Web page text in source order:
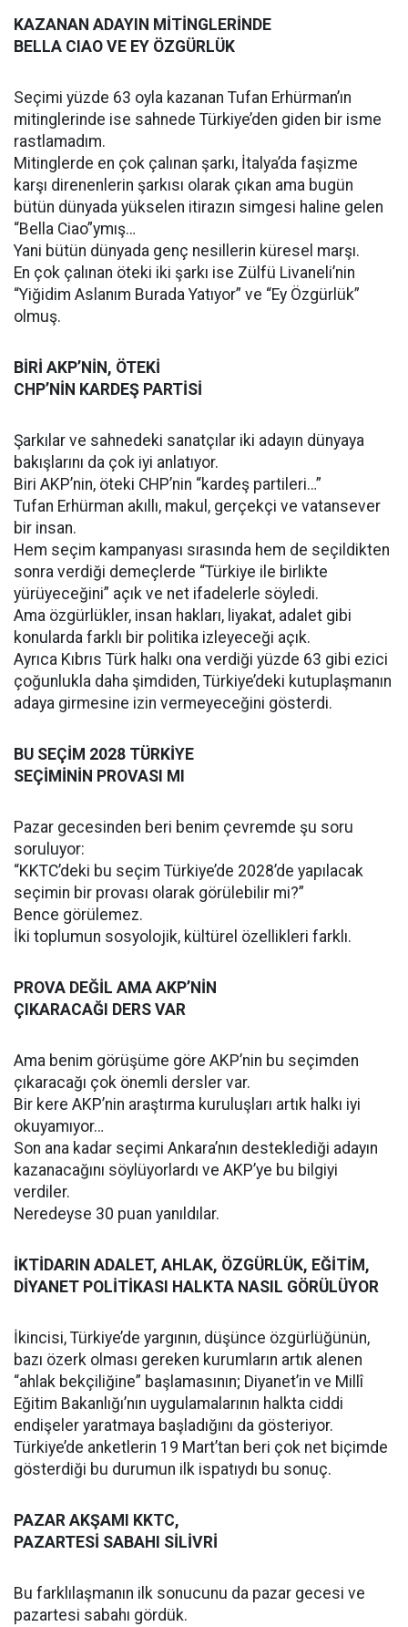
KAZANAN ADAYIN MİTİNGLERİNDE
BELLA CIAO VE EY ÖZGÜRLÜK
Seçimi yüzde 63 oyla kazanan Tufan Erhürman’ın
mitinglerinde ise sahnede Türkiye’den giden bir isme
rastlamadım.
Mitinglerde en çok çalınan şarkı, İtalya’da faşizme
karşı direnenlerin şarkısı olarak çıkan ama bugün
bütün dünyada yükselen itirazın simgesi haline gelen
“Bella Ciao”ymış…
Yani bütün dünyada genç nesillerin küresel marşı.
En çok çalınan öteki iki şarkı ise Zülfü Livaneli’nin
“Yiğidim Aslanım Burada Yatıyor” ve “Ey Özgürlük”
olmuş.
BİRİ AKP’NİN, ÖTEKİ
CHP’NİN KARDEŞ PARTİSİ
Şarkılar ve sahnedeki sanatçılar iki adayın dünyaya
bakışlarını da çok iyi anlatıyor.
Biri AKP’nin, öteki CHP’nin “kardeş partileri…”
Tufan Erhürman akıllı, makul, gerçekçi ve vatansever
bir insan.
Hem seçim kampanyası sırasında hem de seçildikten
sonra verdiği demeçlerde “Türkiye ile birlikte
yürüyeceğini” açık ve net ifadelerle söyledi.
Ama özgürlükler, insan hakları, liyakat, adalet gibi
konularda farklı bir politika izleyeceği açık.
Ayrıca Kıbrıs Türk halkı ona verdiği yüzde 63 gibi ezici
çoğunlukla daha şimdiden, Türkiye’deki kutuplaşmanın
adaya girmesine izin vermeyeceğini gösterdi.
BU SEÇİM 2028 TÜRKİYE
SEÇİMİNİN PROVASI MI
Pazar gecesinden beri benim çevremde şu soru
soruluyor:
“KKTC’deki bu seçim Türkiye’de 2028’de yapılacak
seçimin bir provası olarak görülebilir mi?”
Bence görülemez.
İki toplumun sosyolojik, kültürel özellikleri farklı.
PROVA DEĞİL AMA AKP’NİN
ÇIKARACAĞI DERS VAR
Ama benim görüşüme göre AKP’nin bu seçimden
çıkaracağı çok önemli dersler var.
Bir kere AKP’nin araştırma kuruluşları artık halkı iyi
okuyamıyor…
Son ana kadar seçimi Ankara’nın desteklediği adayın
kazanacağını söylüyorlardı ve AKP’ye bu bilgiyi
verdiler.
Neredeyse 30 puan yanıldılar.
İKTİDARIN ADALET, AHLAK, ÖZGÜRLÜK, EĞİTİM,
DİYANET POLİTİKASI HALKTA NASIL GÖRÜLÜYOR
İkincisi, Türkiye’de yargının, düşünce özgürlüğünün,
bazı özerk olması gereken kurumların artık alenen
“ahlak bekçiliğine” başlamasının; Diyanet’in ve Millî
Eğitim Bakanlığı’nın uygulamalarının halkta ciddi
endişeler yaratmaya başladığını da gösteriyor.
Türkiye’de anketlerin 19 Mart’tan beri çok net biçimde
gösterdiği bu durumun ilk ispatıydı bu sonuç.
PAZAR AKŞAMI KKTC,
PAZARTESİ SABAHI SİLİVRİ
Bu farklılaşmanın ilk sonucunu da pazar gecesi ve
pazartesi sabahı gördük.